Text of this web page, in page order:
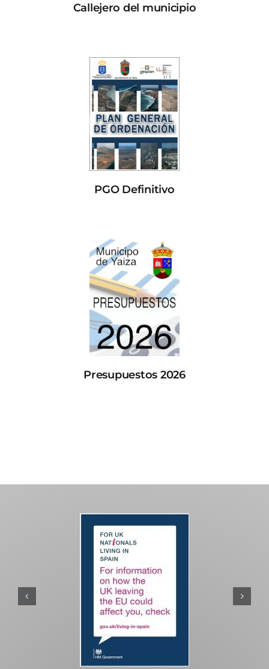
Callejero del municipio
PGO Definitivo
Presupuestos 2026
PASEOS EN CAMELLO